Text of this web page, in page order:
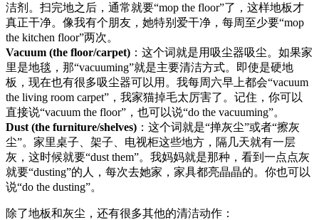
洁剂。扫完地之后，通常就要“mop the floor”了，这样地板才
真正干净。像我有个朋友，她特别爱干净，每周至少要“mop
the kitchen floor”两次。
Vacuum (the floor/carpet) ：这个词就是用吸尘器吸尘。如果家
里是地毯，那“vacuuming”就是主要清洁方式。即使是硬地
板，现在也有很多吸尘器可以用。我每周六早上都会“vacuum
the living room carpet”，我家猫掉毛太厉害了。记住，你可以
直接说“vacuum the floor”，也可以说“do the vacuuming”。
Dust (the furniture/shelves) ：这个词就是“掸灰尘”或者“擦灰
尘”。家里桌子、架子、电视柜这些地方，隔几天就有一层
灰，这时候就要“dust them”。我妈妈就是那种，看到一点点灰
就要“dusting”的人，每次去她家，家具都亮晶晶的。你也可以
说“do the dusting”。
除了地板和灰尘，还有很多其他的清洁动作：